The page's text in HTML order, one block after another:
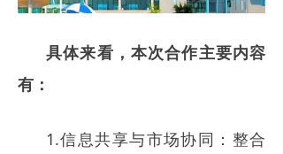
具体来看，本次合作主要内容
有：
1.信息共享与市场协同：整合